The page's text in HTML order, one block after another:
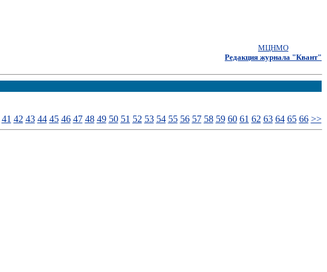
МЦНМО
Редакция журнала "Квант"
41 42 43 44 45 46 47 48 49 50 51 52 53 54 55 56 57 58 59 60 61 62 63 64 65 66 >>